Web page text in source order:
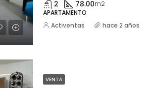
2 78.00m2
APARTAMENTO
Activentas hace 2 años
VENTA